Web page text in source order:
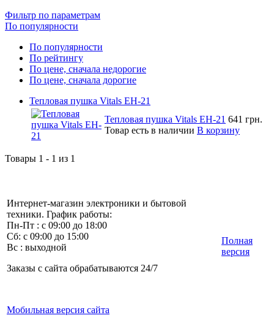
Фильтр по параметрам
По популярности
По популярности
По рейтингу
По цене, сначала недорогие
По цене, сначала дорогие
Тепловая пушка Vitals EH-21
Тепловая пушка Vitals EH-21 641 грн.
Товар есть в наличии В корзину
Товары 1 - 1 из 1
Интернет-магазин электроники и бытовой
техники. График работы:
Пн-Пт : с 09:00 до 18:00
Сб: с 09:00 до 15:00
Вс : выходной
Заказы с сайта обрабатываются 24/7
Мобильная версия сайта
Полная
версия